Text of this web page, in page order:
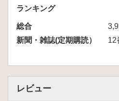
ランキング
総合
新聞・雑誌(定期購読）
12
レビュー